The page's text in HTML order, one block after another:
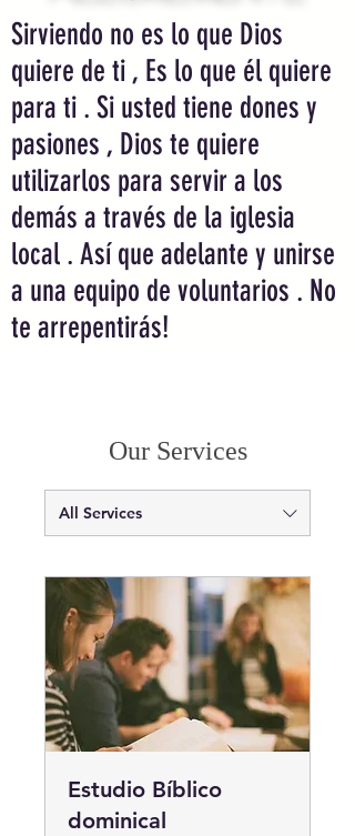
Sirviendo no es lo que Dios
quiere de ti , Es lo que él quiere
para ti . Si usted tiene dones y
pasiones , Dios te quiere
utilizarlos para servir a los
demás a través de la iglesia
local . Así que adelante y unirse
a una equipo de voluntarios . No
te arrepentirás!
Our Services
All Services
Estudio Bíblico
dominical